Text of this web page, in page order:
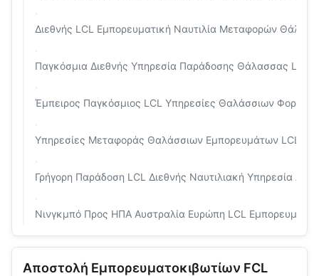
Διεθνής LCL Εμπορευματική Ναυτιλία Μεταφορών
Παγκόσμια Διεθνής Υπηρεσία Παράδοσης Θάλασσας
Έμπειρος Παγκόσμιος LCL Υπηρεσίες Θαλάσσιων
Υπηρεσίες Μεταφοράς Θαλάσσιων Εμπορευμάτων LCL
Γρήγορη Παράδοση LCL Διεθνής Ναυτιλιακή Υπηρεσία
Νινγκμπό Προς ΗΠΑ Αυστραλία Ευρώπη LCL
Αποστολή Εμπορευματοκιβωτίων FCL